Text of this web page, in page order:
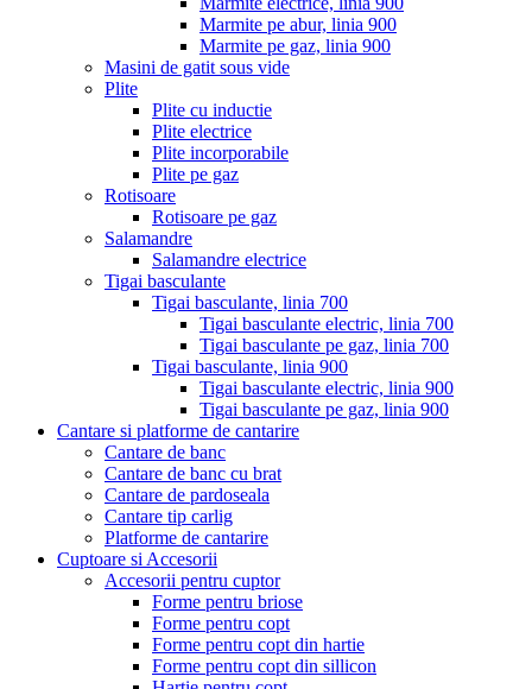
Marmite pe abur, linia 900
Marmite pe gaz, linia 900
Masini de gatit sous vide
Plite
Plite cu inductie
Plite electrice
Plite incorporabile
Plite pe gaz
Rotisoare
Rotisoare pe gaz
Salamandre
Salamandre electrice
Tigai basculante
Tigai basculante, linia 700
Tigai basculante electric, linia 700
Tigai basculante pe gaz, linia 700
Tigai basculante, linia 900
Tigai basculante electric, linia 900
Tigai basculante pe gaz, linia 900
Cantare si platforme de cantarire
Cantare de banc
Cantare de banc cu brat
Cantare de pardoseala
Cantare tip carlig
Platforme de cantarire
Cuptoare si Accesorii
Accesorii pentru cuptor
Forme pentru briose
Forme pentru copt
Forme pentru copt din hartie
Forme pentru copt din sillicon